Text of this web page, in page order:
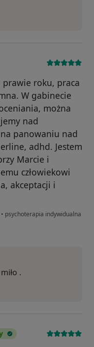
roku, praca
W gabinecie
można
nad
panowaniu nad
adhd. Jestem
Marcie i
człowiekowi
akceptacji i
• psychoterapia indywidualna
.